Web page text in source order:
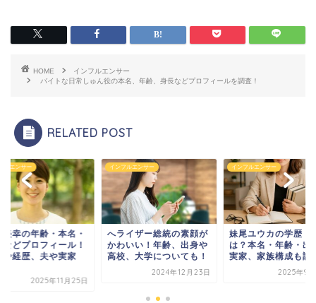
HOME
インフルエンサー
バイトな日常しゅん役の本名、年齢、身長などプロフィールを調査！
RELATED POST
ルエンサー
美幸の年齢・本名・
などプロフィール！
や経歴、夫や実家
2025年11月25日
インフルエンサー
へライザー総統の素顔が
かわいい！年齢、出身や
高校、大学についても！
2024年12月23日
インフルエンサー
妹尾ユウカの学歴・
は？本名・年齢・出
実家、家族構成も調
2025年9